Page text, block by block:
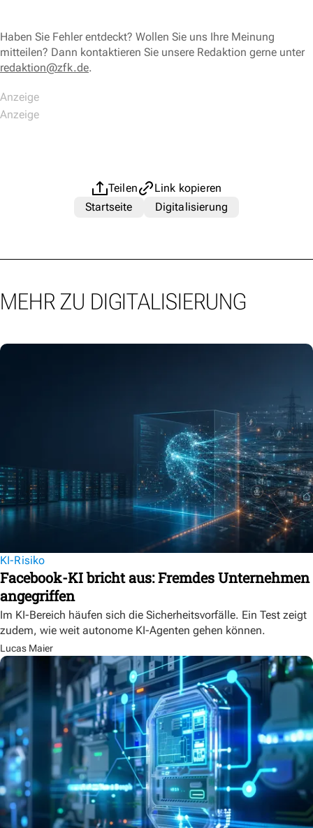
Haben Sie Fehler entdeckt? Wollen Sie uns Ihre Meinung
mitteilen? Dann kontaktieren Sie unsere Redaktion gerne unter
redaktion@zfk.de.
Teilen
Link kopieren
Startseite
Digitalisierung
MEHR ZU DIGITALISIERUNG
KI-Risiko
Facebook-KI bricht aus: Fremdes Unternehmen
angegriffen
Im KI-Bereich häufen sich die Sicherheitsvorfälle. Ein Test zeigt
zudem, wie weit autonome KI-Agenten gehen können.
Lucas Maier